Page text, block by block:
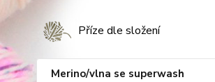
Příze dle složení
Merino/vlna se superwash